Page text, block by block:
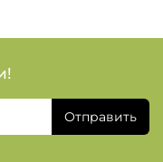
Отправить